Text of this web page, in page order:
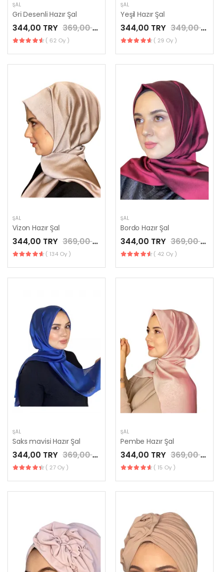
ŞAL
Gri Desenli Hazır Şal
344,00 TRY 369,00 TRY
( 62 Oy )
ŞAL
Yeşil Hazır Şal
344,00 TRY 349,00 TRY
( 29 Oy )
ŞAL
Vizon Hazır Şal
344,00 TRY 369,00 TRY
( 134 Oy )
ŞAL
Bordo Hazır Şal
344,00 TRY 369,00 TRY
( 42 Oy )
ŞAL
Saks mavisi Hazır Şal
344,00 TRY 369,00 TRY
( 27 Oy )
ŞAL
Pembe Hazır Şal
344,00 TRY 369,00 TRY
( 15 Oy )